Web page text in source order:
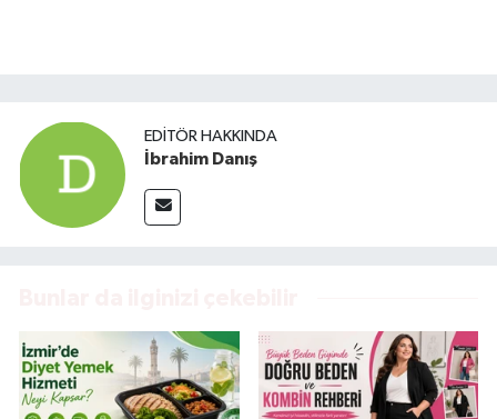
EDITÖR HAKKINDA
İbrahim Danış